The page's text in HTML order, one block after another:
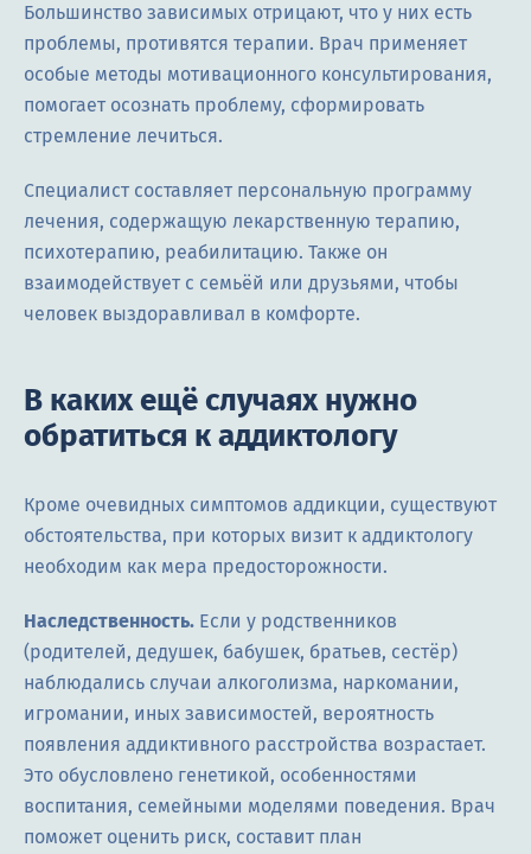
Большинство зависимых отрицают, что у них есть
проблемы, противятся терапии. Врач применяет
особые методы мотивационного консультирования,
помогает осознать проблему, сформировать
стремление лечиться.
Специалист составляет персональную программу
лечения, содержащую лекарственную терапию,
психотерапию, реабилитацию. Также он
взаимодействует с семьёй или друзьями, чтобы
человек выздоравливал в комфорте.
В каких ещё случаях нужно
обратиться к аддиктологу
Кроме очевидных симптомов аддикции, существуют
обстоятельства, при которых визит к аддиктологу
необходим как мера предосторожности.
Наследственность. Если у родственников
(родителей, дедушек, бабушек, братьев, сестёр)
наблюдались случаи алкоголизма, наркомании,
игромании, иных зависимостей, вероятность
появления аддиктивного расстройства возрастает.
Это обусловлено генетикой, особенностями
воспитания, семейными моделями поведения. Врач
поможет оценить риск, составит план